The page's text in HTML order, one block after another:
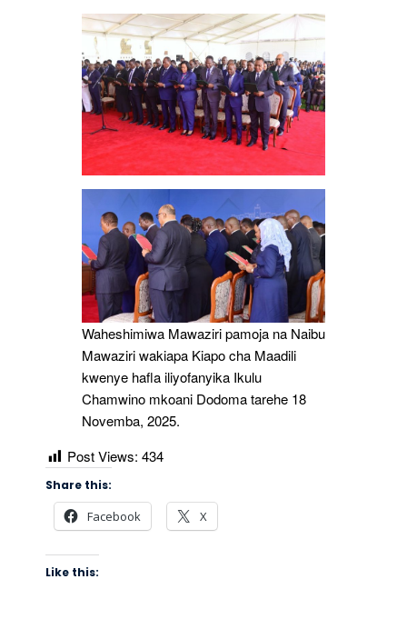
Cha
Maadili
Waheshimiwa Mawaziri pamoja na Naibu
Mawaziri wakiapa Kiapo cha Maadili
kwenye hafla iliyofanyika Ikulu
Chamwino mkoani Dodoma tarehe 18
Novemba, 2025.
Post Views: 434
Share this:
Facebook X
Like this: